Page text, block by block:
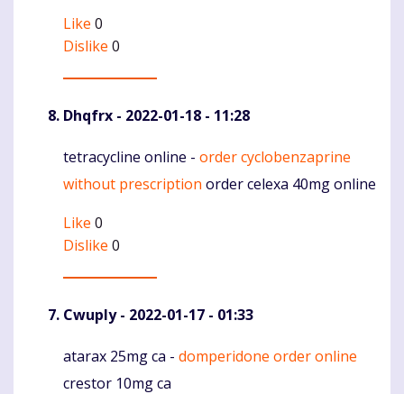
Like 0
Dislike 0
Dhqfrx - 2022-01-18 - 11:28
Komentaras
tetracycline online - order cyclobenzaprine
without prescription order celexa 40mg online
Like 0
Dislike 0
Cwuply- 2022-01-17 - 01:33
Komentaras
atarax 25mg ca - domperidone order online
crestor 10mg ca